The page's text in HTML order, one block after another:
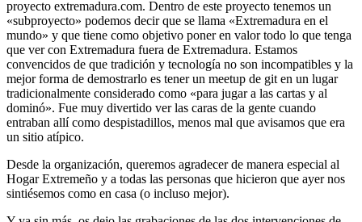
proyecto extremadura.com. Dentro de este proyecto tenemos un
«subproyecto» podemos decir que se llama «Extremadura en el
mundo» y que tiene como objetivo poner en valor todo lo que tenga
que ver con Extremadura fuera de Extremadura. Estamos
convencidos de que tradición y tecnología no son incompatibles y la
mejor forma de demostrarlo es tener un meetup de git en un lugar
tradicionalmente considerado como «para jugar a las cartas y al
dominó». Fue muy divertido ver las caras de la gente cuando
entraban allí como despistadillos, menos mal que avisamos que era
un sitio atípico.
Desde la organización, queremos agradecer de manera especial al
Hogar Extremeño y a todas las personas que hicieron que ayer nos
sintiésemos como en casa (o incluso mejor).